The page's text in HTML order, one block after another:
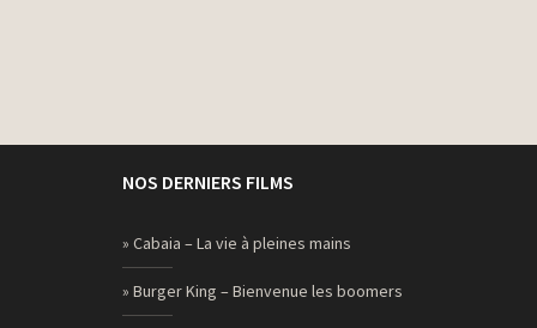
NOS DERNIERS FILMS
» Cabaia – La vie à pleines mains
» Burger King – Bienvenue les boomers